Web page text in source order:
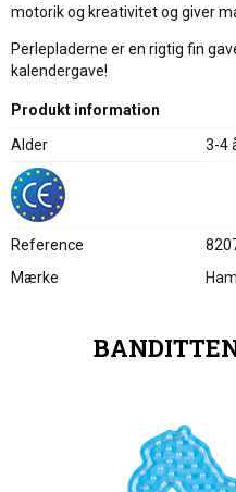
motorik og kreativitet og giver
Perlepladerne er en rigtig fin
kalendergave!
Produkt information
Alder
3-4
Reference
Mærke